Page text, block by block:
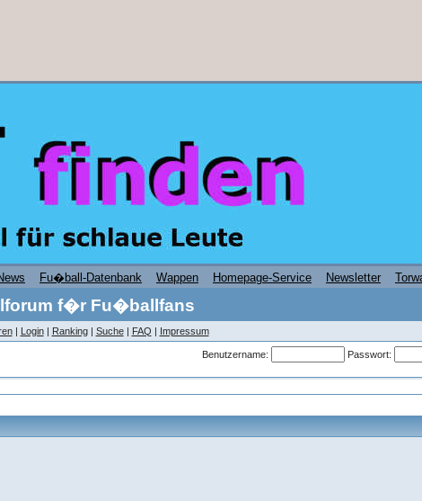
Fu�ball-Datenbank Wappen Homepage-Service Newsletter
f�r Fu�ballfans
| Login| Ranking| Suche| FAQ | Impressum
Benutzername: Passwort: